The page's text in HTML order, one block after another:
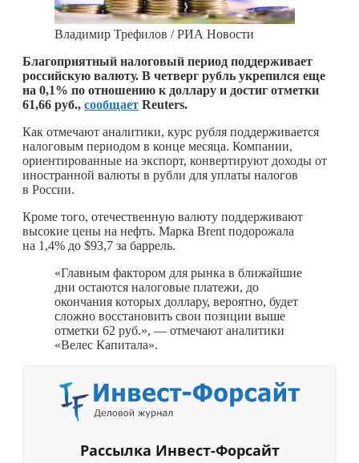
Владимир Трефилов / РИА Новости
Благоприятный налоговый период поддерживает
российскую валюту. В четверг рубль укрепился еще
на 0,1% по отношению к доллару и достиг отметки
61,66 руб., сообщает Reuters.
Как отмечают аналитики, курс рубля поддерживается
налоговым периодом в конце месяца. Компании,
ориентированные на экспорт, конвертируют доходы от
иностранной валюты в рубли для уплаты налогов
в России.
Кроме того, отечественную валюту поддерживают
высокие цены на нефть. Марка Brent подорожала
на 1,4% до $93,7 за баррель.
«Главным фактором для рынка в ближайшие
дни остаются налоговые платежи, до
окончания которых доллару, вероятно, будет
сложно восстановить свои позиции выше
отметки 62 руб.», — отмечают аналитики
«Велес Капитала».
Рассылка Инвест-Форсайт